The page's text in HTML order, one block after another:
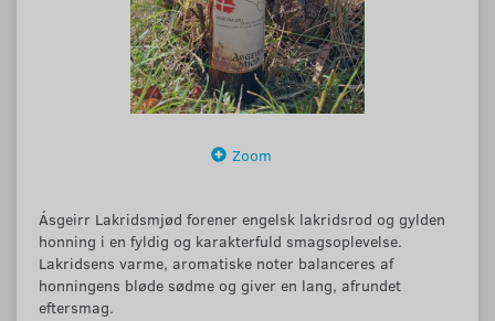
Zoom
Ásgeirr Lakridsmjød forener engelsk lakridsrod og gylden
honning i en fyldig og karakterfuld smagsoplevelse.
Lakridsens varme, aromatiske noter balanceres af
honningens bløde sødme og giver en lang, afrundet
eftersmag.